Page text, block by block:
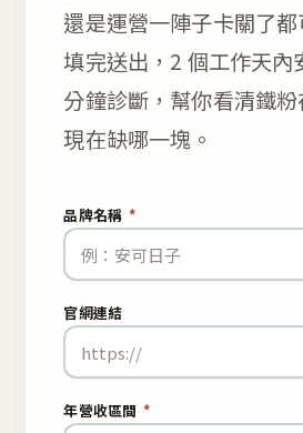
還是運營一陣子卡關了都
填完送出，2 個工作天內
分鐘診斷，幫你看清鐵粉
現在缺哪一塊。
品牌名稱 *
官網連結
年營收區間 *